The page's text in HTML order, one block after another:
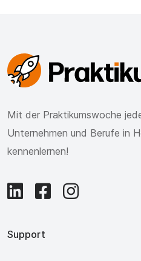
Mit der Praktikumswoche
Unternehmen und Berufe in
kennenlernen!
Support